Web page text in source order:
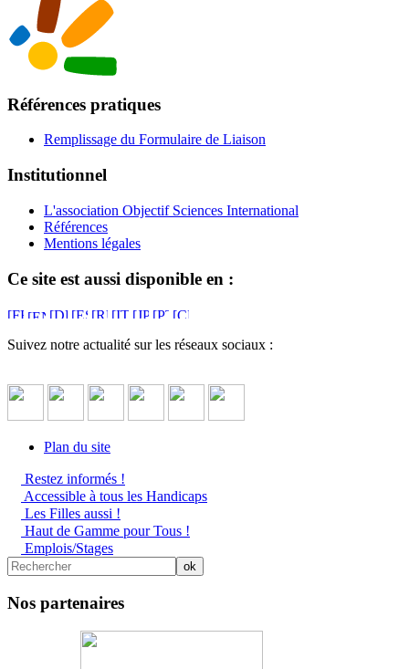
Références pratiques
Remplissage du Formulaire de Liaison
Institutionnel
L'association Objectif Sciences International
Références
Mentions légales
Ce site est aussi disponible en :
Suivez notre actualité sur les réseaux sociaux :
Plan du site
Restez informés !
Accessible à tous les Handicaps
Les Filles aussi !
Haut de Gamme pour Tous !
Emplois/Stages
Nos partenaires